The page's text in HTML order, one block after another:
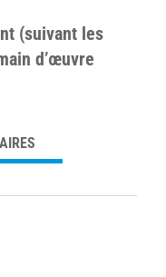
(suivant les
d’œuvre